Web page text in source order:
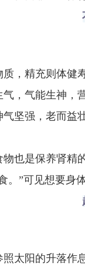
，精充则体健
，气能生神
坚强，老而益
也是保养肾
。”可见想要身
太阳的升落作